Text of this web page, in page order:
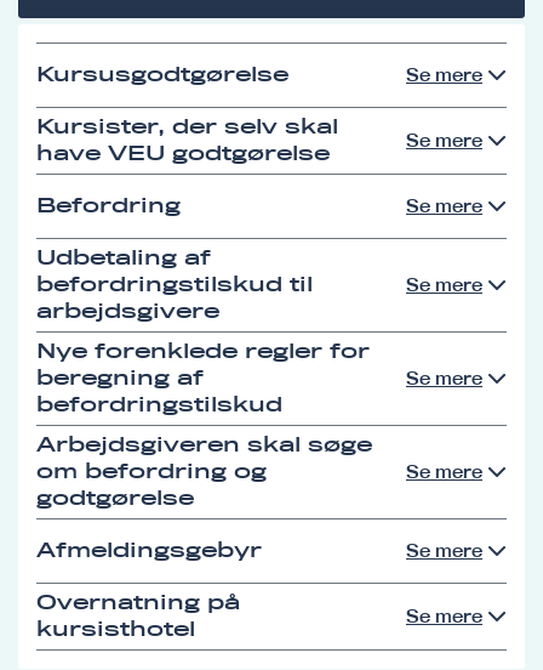
Kursusgodtgørelse Se mere
Kursister, der selv skal
have VEU godtgørelse
Se mere
Befordring Se mere
Udbetaling af
befordringstilskud til
arbejdsgivere
Se mere
Nye forenklede regler for
beregning af
befordringstilskud
Se mere
Arbejdsgiveren skal søge
om befordring og
godtgørelse
Se mere
Afmeldingsgebyr Se mere
Overnatning på
kursisthotel
Se mere